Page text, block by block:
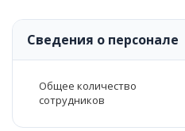
Сведения о персонале
Общее количество
сотрудников